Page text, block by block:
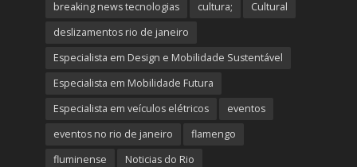
breaking news tecnologias
cultura;
Cultural
deslizamentos rio de janeiro
Especialista em Design e Mobilidade Sustentável
Especialista em Mobilidade Futura
Especialista em veículos elétricos
eventos
eventos no rio de janeiro
flamengo
fluminense
Noticias do Rio